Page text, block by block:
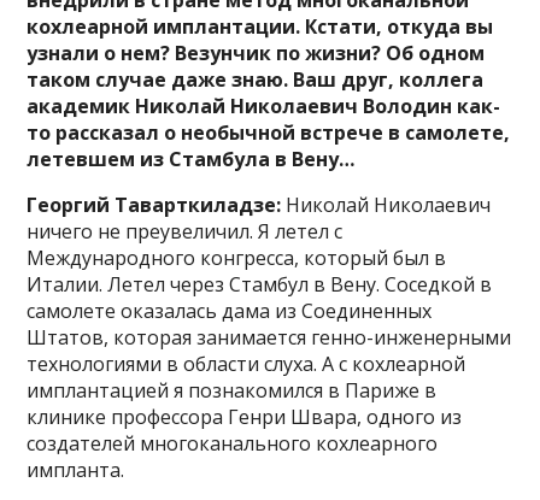
кохлеарной имплантации. Кстати, откуда вы
узнали о нем? Везунчик по жизни? Об одном
таком случае даже знаю. Ваш друг, коллега
академик Николай Николаевич Володин как-
то рассказал о необычной встрече в самолете,
летевшем из Стамбула в Вену…
Георгий Таварткиладзе: Николай Николаевич
ничего не преувеличил. Я летел с
Международного конгресса, который был в
Италии. Летел через Стамбул в Вену. Соседкой в
самолете оказалась дама из Соединенных
Штатов, которая занимается генно-инженерными
технологиями в области слуха. А с кохлеарной
имплантацией я познакомился в Париже в
клинике профессора Генри Швара, одного из
создателей многоканального кохлеарного
импланта.